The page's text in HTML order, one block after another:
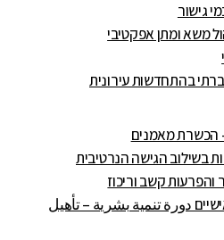
גישור
משא ומתן אפקטיבי
בהתחדשות עירונית
– הכשרת מאמנים
בשילוב הגישה הנרטיבית
והפרעות קשב וריכוז
دورة تنمية بشرية – تأهيل